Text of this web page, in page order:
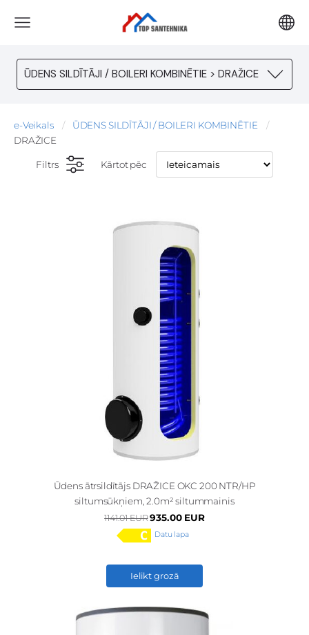
ŪDENS SILDĪTĀJI / BOILERI KOMBINĒTIE > DRAŽICE
e-Veikals
ŪDENS SILDĪTĀJI / BOILERI KOMBINĒTIE
DRAŽICE
Filtrs Kārtot pēc
Ūdens ātrsildītājs DRAŽICE OKC 200 NTR/HP
siltumsūkņiem, 2.0m² siltummainis
1141.01 EUR935.00 EUR
Datu lapa
Ielikt grozā